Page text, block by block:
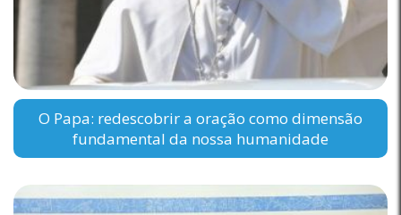
O Papa: redescobrir a oração como dimensão
fundamental da nossa humanidade